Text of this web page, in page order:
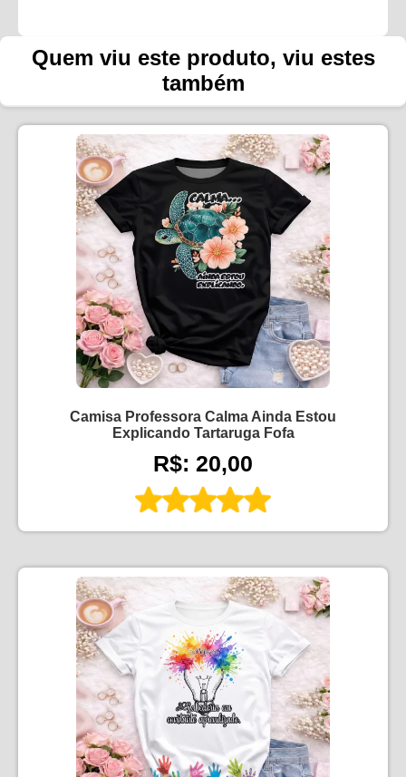
Quem viu este produto, viu estes
também
Camisa Professora Calma Ainda Estou
Explicando Tartaruga Fofa
R$: 20,00